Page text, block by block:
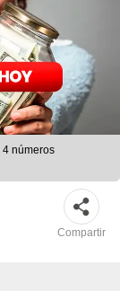
4 números
Compartir